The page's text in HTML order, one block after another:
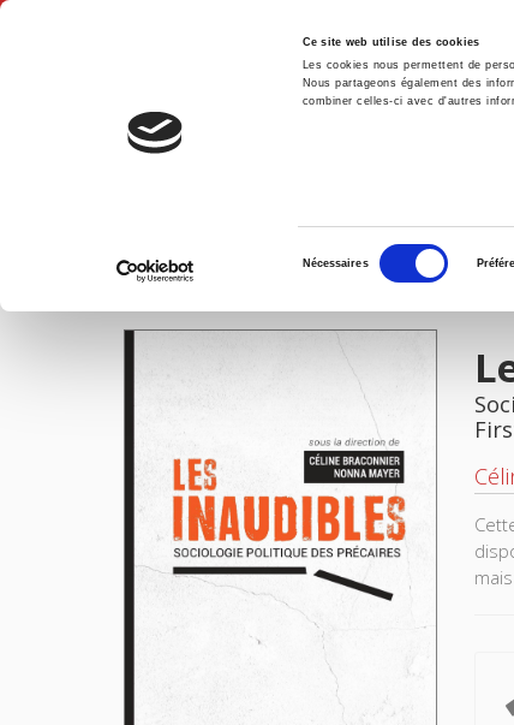
Ce site web utilise des cookies
Les cookies nous permettent de
Nous partageons également des
combiner celles-ci avec d'autres
consentement
Nécessaires
IMAGES